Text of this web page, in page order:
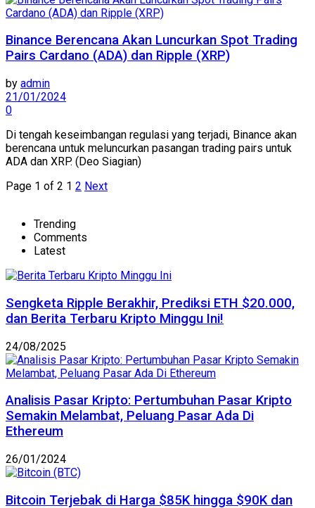
Binance Berencana Akan Luncurkan Spot Trading
Pairs Cardano (ADA) dan Ripple (XRP)
by admin
21/01/2024
0
Di tengah keseimbangan regulasi yang terjadi, Binance akan
berencana untuk meluncurkan pasangan trading pairs untuk
ADA dan XRP. (Deo Siagian)
Page 1 of 2 1 2 Next
Trending
Comments
Latest
Sengketa Ripple Berakhir, Prediksi ETH $20.000,
dan Berita Terbaru Kripto Minggu Ini!
24/08/2025
Analisis Pasar Kripto: Pertumbuhan Pasar Kripto
Semakin Melambat, Peluang Pasar Ada Di
Ethereum
26/01/2024
Bitcoin Terjebak di Harga $85K hingga $90K dan